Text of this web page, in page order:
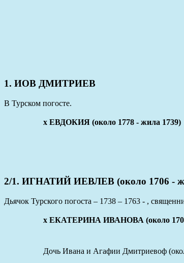
1. ИОВ ДМИТРИЕВ
В Турском погосте.
x ЕВДОКИЯ (около 1778 - жила 1739)
2/1. ИГНАТИЙ ИЕВЛЕВ (около 1706 -
Дьячок Турского погоста – 1738 – 1763 - ,
x ЕКАТЕРИНА ИВАНОВА (около 1705
Дочь Ивана и Агафии Дмитриевоф